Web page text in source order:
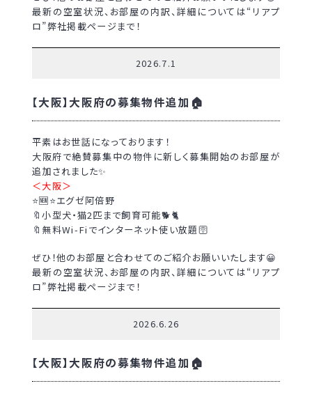
最新の空室状況、お部屋の内訳、詳細については“リアプ
ロ”弊社掲載ページまで！
2026.7.1
【大阪】大阪府の募集物件追加🏠
平素はお世話になっております！
大阪府で絶賛募集中の物件に新しく募集開始のお部屋が
追加されました✨
＜大阪＞
⭐🆕⭐エグゼ阿倍野
🔖小型犬・猫2匹まで飼育可能🐕🐈
🔖無料Wi-Fiでインターネット使い放題🛜
ぜひ！他のお部屋と合わせてのご紹介お願いいたします😀
最新の空室状況、お部屋の内訳、詳細については“リアプ
ロ”弊社掲載ページまで！
2026.6.26
【大阪】大阪府の募集物件追加🏠